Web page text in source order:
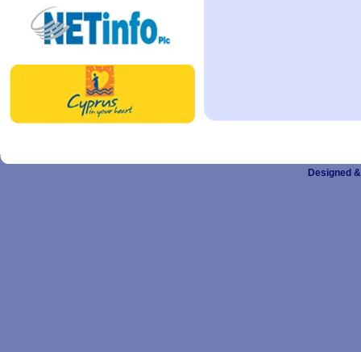
Designed